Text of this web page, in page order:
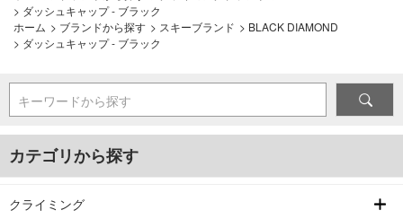
> ダッシュキャップ - ブラック
ホーム > ブランドから探す > スキーブランド > BLACK DIAMOND
> ダッシュキャップ - ブラック
キーワードから探す
カテゴリから探す
クライミング